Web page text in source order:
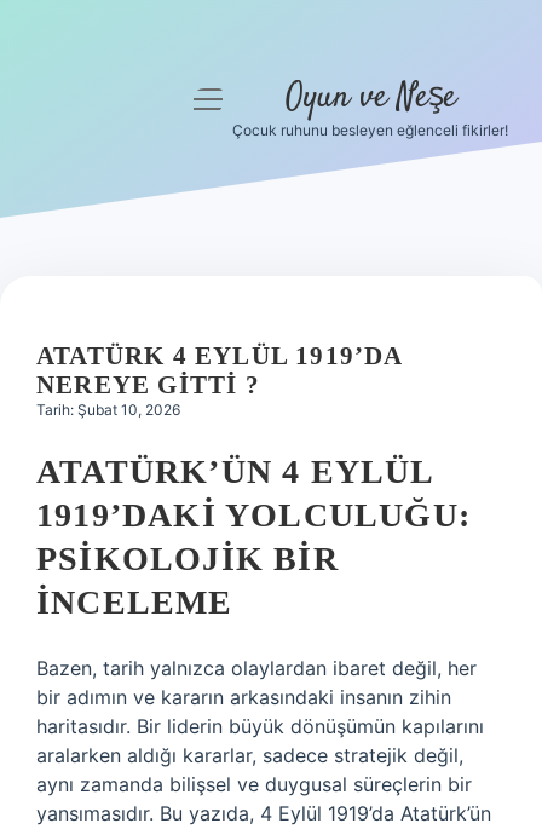
Hakkımızda
menüyü
Oyun ve Neşe
Çocuk ruhunu besleyen eğlenceli fikirler!
ATATÜRK 4 EYLÜL 1919’DA
NEREYE GITTI ?
Tarih: Şubat 10, 2026
ATATÜRK’ÜN 4 EYLÜL
1919’DAKI YOLCULUĞU:
PSIKOLOJIK BIR
İNCELEME
Bazen, tarih yalnızca olaylardan ibaret değil, her
bir adımın ve kararın arkasındaki insanın zihin
haritasıdır. Bir liderin büyük dönüşümün kapılarını
aralarken aldığı kararlar, sadece stratejik değil,
aynı zamanda bilişsel ve duygusal süreçlerin bir
yansımasıdır. Bu yazıda, 4 Eylül 1919’da Atatürk’ün